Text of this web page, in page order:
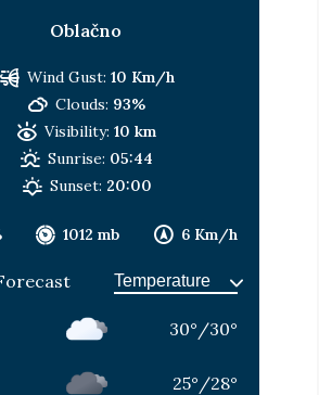
Oblačno
1012 mb 6 Km/h
Wind Gust: 10 Km/h
Clouds: 93%
Visibility: 10 km
Sunrise: 05:44
Sunset: 20:00
30° /30°
25° /28°